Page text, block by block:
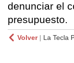
denunciar el
presupuesto.
Volver| La Tecla